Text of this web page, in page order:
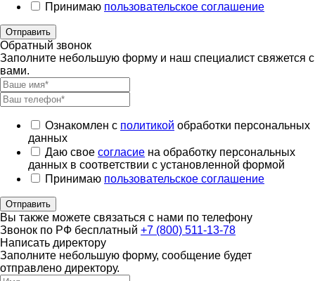
Принимаю пользовательское соглашение
Отправить
Обратный звонок
Заполните небольшую форму и наш специалист свяжется с
вами.
Ознакомлен с политикой обработки персональных
данных
Даю свое согласие на обработку персональных
данных в соответствии с установленной формой
Принимаю пользовательское соглашение
Отправить
Вы также можете связаться с нами по телефону
Звонок по РФ бесплатный +7 (800) 511-13-78
Написать директору
Заполните небольшую форму, сообщение будет
отправлено директору.